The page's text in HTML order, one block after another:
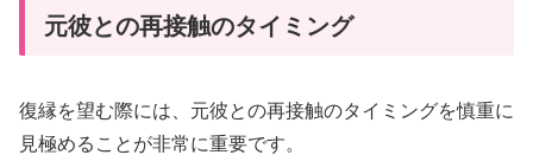
元彼との再接触のタイミング
復縁を望む際には、元彼との再接触のタイミングを慎重に
見極めることが非常に重要です。